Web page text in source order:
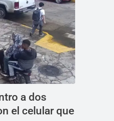
a dos
el celular que